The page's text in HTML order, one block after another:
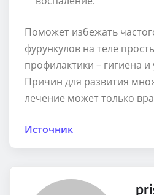
Поможет избежать
фурункулов на теле
профилактики – гигиена и
Причин для развития
лечение может только
Источник